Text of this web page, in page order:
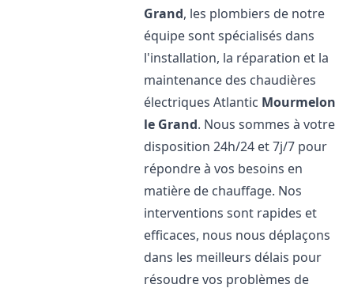
Grand, les plombiers de notre
équipe sont spécialisés dans
l'installation, la réparation et la
maintenance des chaudières
électriques Atlantic Mourmelon
le Grand. Nous sommes à votre
disposition 24h/24 et 7j/7 pour
répondre à vos besoins en
matière de chauffage. Nos
interventions sont rapides et
efficaces, nous nous déplaçons
dans les meilleurs délais pour
résoudre vos problèmes de